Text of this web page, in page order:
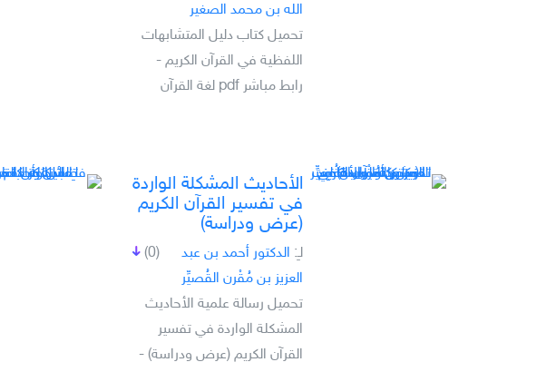
الله بن محمد الصغير
تحميل كتاب دليل المتشابهات
اللفظية في القرآن الكريم -
رابط مباشر pdf لغة القرآن
الأحاديث المشكلة الواردة
في تفسير القرآن الكريم
(عرض ودراسة)
(0) لـِ: الدكتور أحمد بن عبد
العزيز بن مُقْرن القُصيِّر
تحميل رسالة علمية الأحاديث
المشكلة الواردة في تفسير
القرآن الكريم (عرض ودراسة) -